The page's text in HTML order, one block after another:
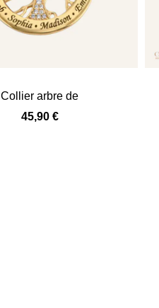
Collier arbre de
45,90 €